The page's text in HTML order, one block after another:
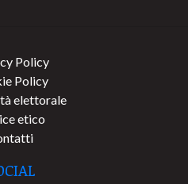
Policy
Policy
elettorale
etico